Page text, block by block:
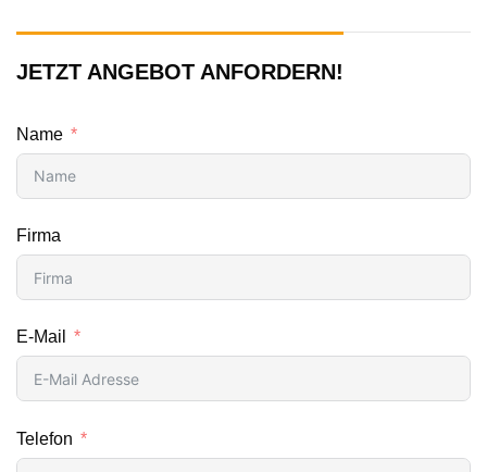
JETZT ANGEBOT ANFORDERN!
Name
Firma
E-Mail
Telefon